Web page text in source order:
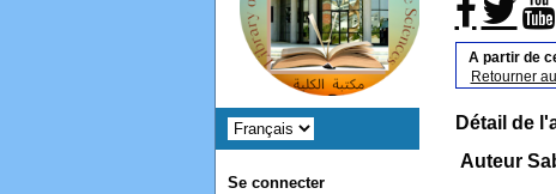
A partir de
Retourner
Détail de
Auteur
Se connecter